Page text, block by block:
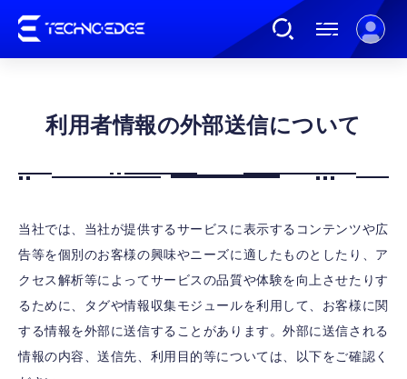
連載
AI
ガジェット
ゲーム
カルチャー
利用者情報の外部送信について
当社では、当社が提供するサービスに表示するコンテンツや広
告等を個別のお客様の興味やニーズに適したものとしたり、ア
クセス解析等によってサービスの品質や体験を向上させたりす
るために、タグや情報収集モジュールを利用して、お客様に関
する情報を外部に送信することがあります。外部に送信される
情報の内容、送信先、利用目的等については、以下をご確認く